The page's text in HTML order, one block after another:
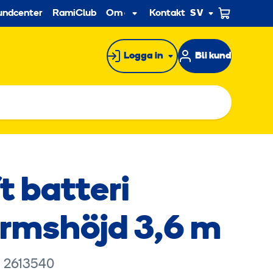
RamiClub Om ossUndermeny
Kontakt SV
Logga in Bli kund
batteri
3,6 m